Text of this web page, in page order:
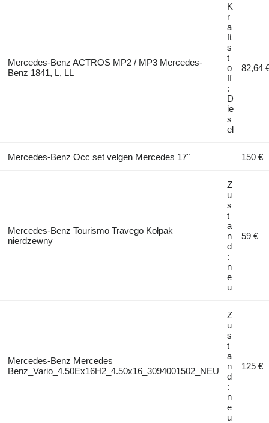
Mercedes-Benz ACTROS MP2 / MP3 Mercedes-
Benz 1841, L, LL
K
r
a
ft
s
t
o
ff
:
D
ie
s
el
82,64
Mercedes-Benz Occ set velgen Mercedes 17" 150 €
Mercedes-Benz Tourismo Travego Kołpak
nierdzewny
Z
u
s
t
a
n
d
:
n
e
u
59 €
Mercedes-Benz Mercedes
Benz_Vario_4.50Ex16H2_4.50x16_3094001502_NEU
Z
u
s
t
a
n
d
:
n
e
u
125 €